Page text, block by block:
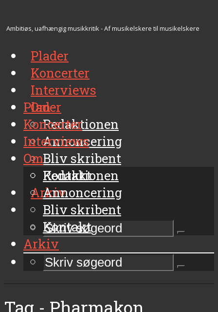
Ambitiøs, uafhængig musikkritik - Af musikelskere til musikelskere
Plader
Koncerter
Interviews
Om
Redaktionen
Annoncering
Bliv skribent
Kontakt
Arkiv
Plader
Koncerter
Interviews
Om
Redaktionen
Annoncering
Bliv skribent
Kontakt
Arkiv
Tag - Pharmakon